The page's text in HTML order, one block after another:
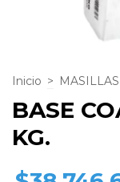
Inicio > MASILLAS
BASE
KG.